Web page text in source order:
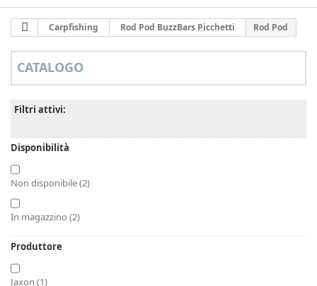
Carpfishing Rod Pod BuzzBars Picchetti Rod Pod
CATALOGO
Filtri attivi:
Disponibilità
Non disponibile(2)
In magazzino (2)
Produttore
Jaxon (1)